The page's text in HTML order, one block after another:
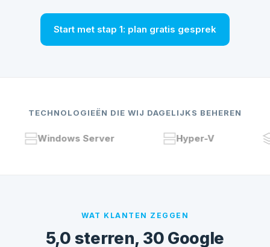
Start met stap 1: plan gratis gesprek
TECHNOLOGIEËN DIE WIJ DAGELIJKS BEHEREN
Windows Server Hyper-V
WAT KLANTEN ZEGGEN
5,0 sterren, 30 Google